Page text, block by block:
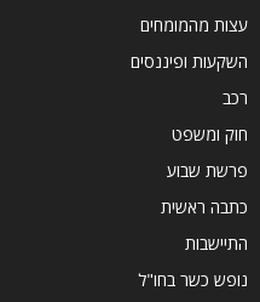
עצות מהמומחים
השקעות ופיננסים
רכב
חוק ומשפט
פרשת שבוע
כתבה ראשית
התיישבות
נופש כשר בחו"ל